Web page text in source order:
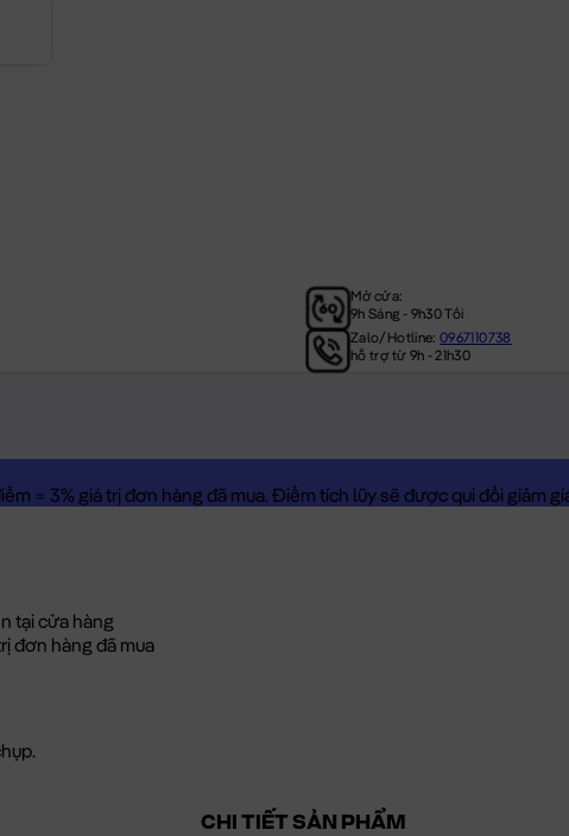
Mở cửa:
9h Sáng - 9h30 Tối
Zalo/Hotline:0967110738
hỗ trợ từ 9h - 21h30
= 3% giá trị đơn hàng đã mua. Điểm tích lũy sẽ được qui đổi giảm
tại cửa hàng
đơn hàng đã mua
CHI TIẾT SẢN PHẨM